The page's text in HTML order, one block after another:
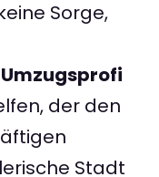
Sorge,
Umzugsprofi
der den
Stadt